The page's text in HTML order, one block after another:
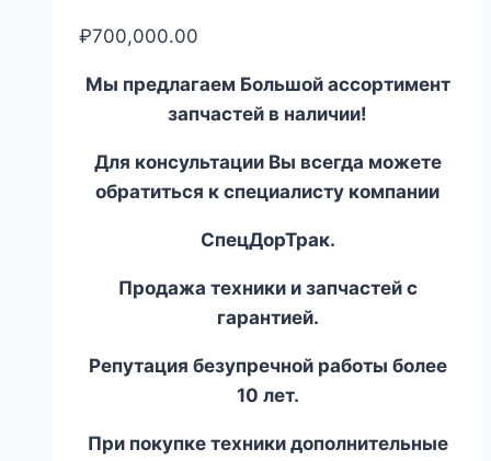
₽700,000.00
Мы предлагаем Большой ассортимент
запчастей в наличии!
Для консультации Вы всегда можете
обратиться к специалисту компании
СпецДорТрак.
Продажа техники и запчастей с
гарантией.
Репутация безупречной работы более
10 лет.
При покупке техники дополнительные